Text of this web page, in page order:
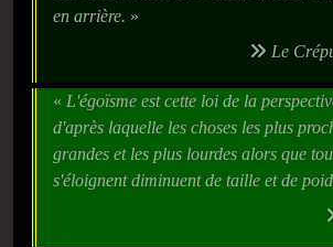
en arrière. »
Le
« L'égoïsme est cette loi de la
d'après laquelle les choses les plus
grandes et les plus lourdes alors que
s'éloignent diminuent de taille et de